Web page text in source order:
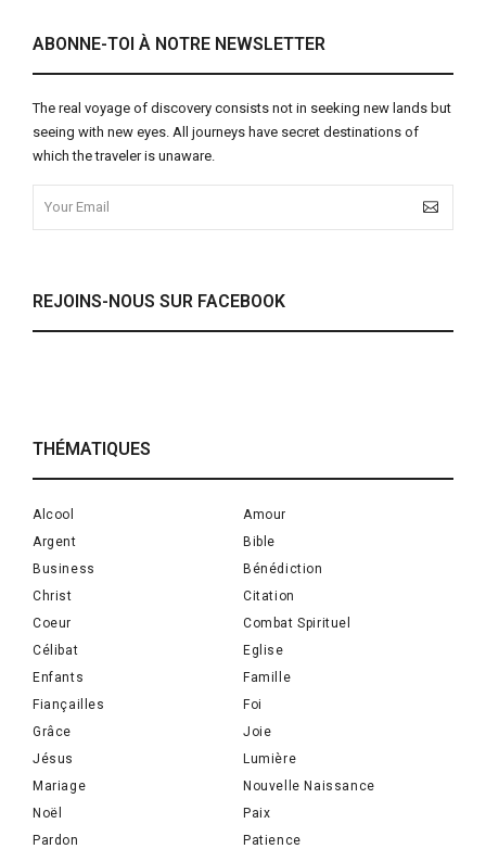
ABONNE-TOI À NOTRE NEWSLETTER
The real voyage of discovery consists not in seeking new lands but
seeing with new eyes. All journeys have secret destinations of
which the traveler is unaware.
REJOINS-NOUS SUR FACEBOOK
THÉMATIQUES
Alcool
Amour
Argent
Bible
Business
Bénédiction
Christ
Citation
Coeur
Combat Spirituel
Célibat
Eglise
Enfants
Famille
Fiançailles
Foi
Grâce
Joie
Jésus
Lumière
Mariage
Nouvelle Naissance
Noël
Paix
Pardon
Patience